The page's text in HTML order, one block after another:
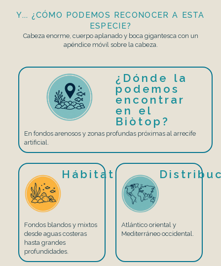
Y... ¿CÓMO PODEMOS RECONOCER A ESTA
ESPECIE?
Cabeza enorme, cuerpo aplanado y boca gigantesca con un
apéndice móvil sobre la cabeza.
¿Dónde la
podemos
encontrar
en el
Biòtop?
En fondos arenosos y zonas profundas próximas al arrecife
artificial.
Hábitat
Fondos blandos y mixtos
desde aguas costeras
hasta grandes
profundidades.
Atlántico oriental y
Mediterráneo occidental.